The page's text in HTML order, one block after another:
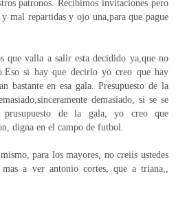
patronos. Recibimos invitaciones pero
mal repartidas y ojo una,para que pague
valla a salir esta decidido ya,que no
si hay que decirlo yo creo que hay
bastante en esa gala. Presupuesto de la
demasiado, si se se
de la gala, yo creo que
digna en el campo de futbol.
para los mayores, no creiis ustedes
a ver antonio cortes, que a triana,,